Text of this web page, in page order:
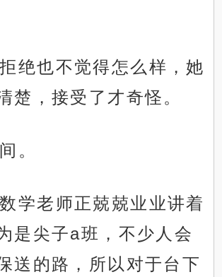
绝也不觉得怎么样，她
楚，接受了才奇怪。
。
学老师正兢兢业业讲着
是尖子a班，不少人会
送的路，所以对于台下